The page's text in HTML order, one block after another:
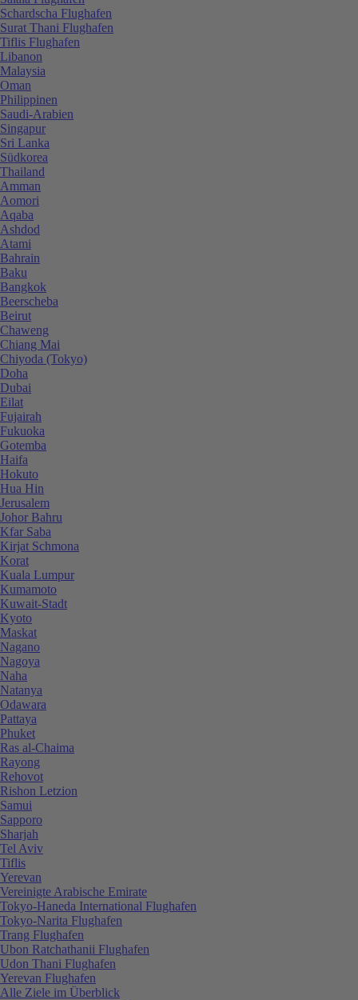
Schardscha Flughafen
Surat Thani Flughafen
Tiflis Flughafen
Libanon
Malaysia
Oman
Philippinen
Saudi-Arabien
Singapur
Sri Lanka
Südkorea
Thailand
Amman
Aomori
Aqaba
Ashdod
Atami
Bahrain
Baku
Bangkok
Beerscheba
Beirut
Chaweng
Chiang Mai
Chiyoda (Tokyo)
Doha
Dubai
Eilat
Fujairah
Fukuoka
Gotemba
Haifa
Hokuto
Hua Hin
Jerusalem
Johor Bahru
Kfar Saba
Kirjat Schmona
Korat
Kuala Lumpur
Kumamoto
Kuwait-Stadt
Kyoto
Maskat
Nagano
Nagoya
Naha
Natanya
Odawara
Pattaya
Phuket
Ras al-Chaima
Rayong
Rehovot
Rishon Letzion
Samui
Sapporo
Sharjah
Tel Aviv
Tiflis
Yerevan
Vereinigte Arabische Emirate
Tokyo-Haneda International Flughafen
Tokyo-Narita Flughafen
Trang Flughafen
Ubon Ratchathanii Flughafen
Udon Thani Flughafen
Yerevan Flughafen
Alle Ziele im Überblick